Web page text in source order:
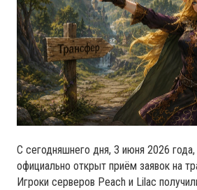
С сегодняшнего дня, 3 июня 2026 года,
официально открыт приём заявок на
Игроки серверов Peach и Lilac